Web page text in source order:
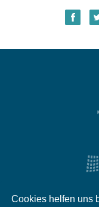
Cookies helfen uns